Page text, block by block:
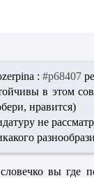
: #p68407
в этом
нравится)
не
вы где